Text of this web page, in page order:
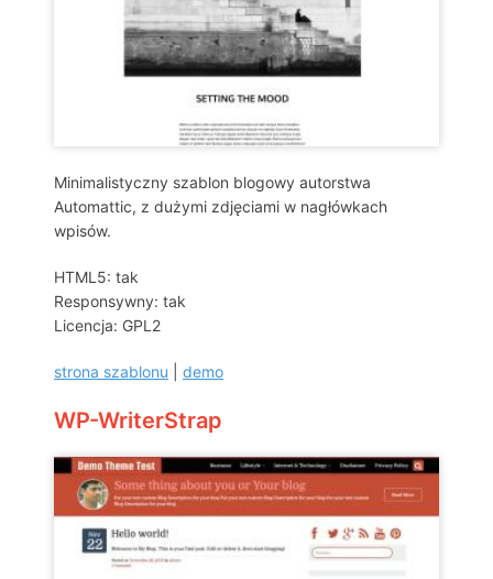
Minimalistyczny szablon blogowy autorstwa
Automattic, z dużymi zdjęciami w nagłówkach
wpisów.
HTML5: tak
Responsywny: tak
Licencja: GPL2
strona szablonu demo
WP-WriterStrap